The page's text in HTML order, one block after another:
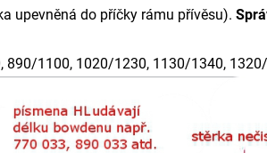
upevněná do příčky rámu přívěsu).
1100, 1020/1230, 1130/1340,